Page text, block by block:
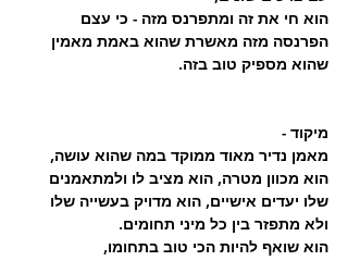
הוא חי את זה ומתפרנס מזה - כי עצם
הפרנסה מזה מאשרת שהוא באמת מאמין
שהוא מספיק טוב בזה.
מיקוד -
מאמן נדיר מאוד ממוקד במה שהוא עושה,
הוא מכוון מטרה, הוא מציב לו ולמתאמנים
שלו יעדים אישיים, הוא מדויק בעשייה שלו
ולא מתפזר בין כל מיני תחומים.
הוא שואף להיות הכי טוב בתחומו,